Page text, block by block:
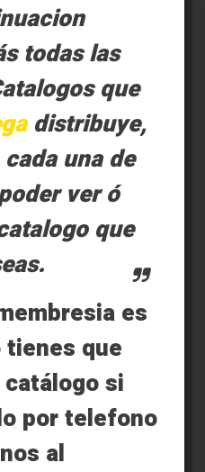
todas las
que
distribuye,
una de
ver ó
que
es
que
si
por telefono
al